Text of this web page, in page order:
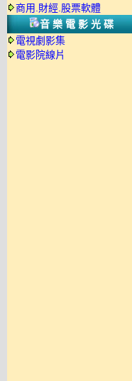
商用.財經.股票軟體
音樂電影光碟
電視劇影集
電影院線片